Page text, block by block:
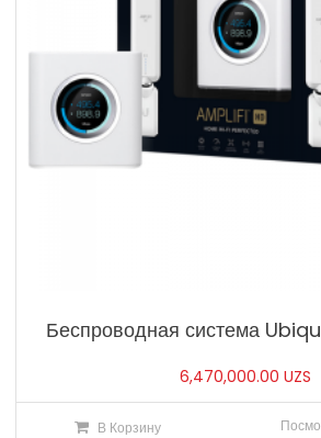
Беспроводная система
6,470,000.00 UZS
В Корзину